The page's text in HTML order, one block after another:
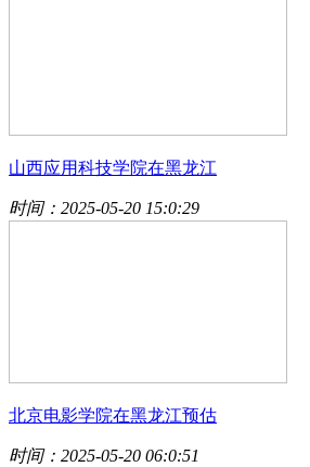
山西应用科技学院在黑龙江
时间：2025-05-20 15:0:29
北京电影学院在黑龙江预估
时间：2025-05-20 06:0:51